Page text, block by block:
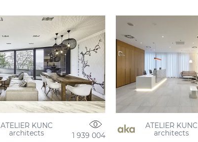
ATELIER KUNC
architects
1 939 004
ATELIER KUNC
architects